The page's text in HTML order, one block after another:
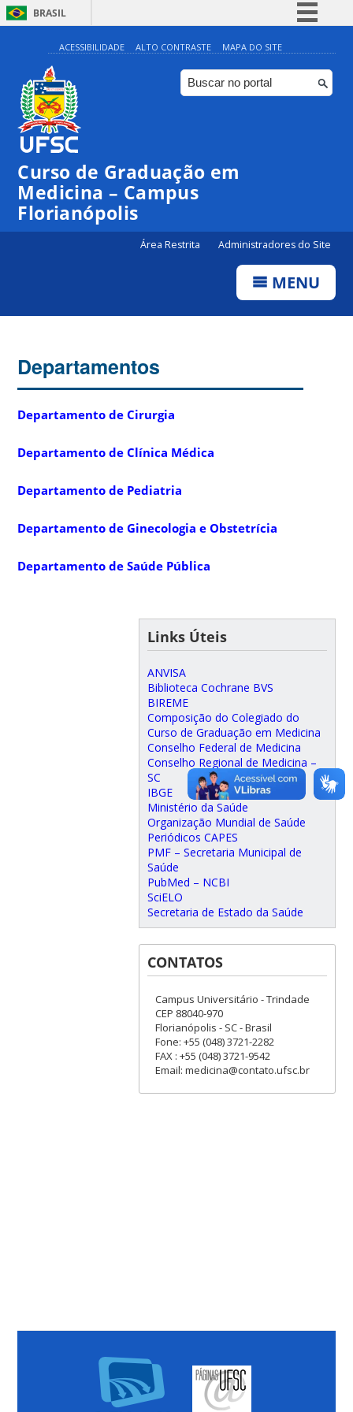
BRASIL
Simplifique!
Comunica BR
Participe
Canais
ACESSIBILIDADE ALTO CONTRASTE MAPA DO SITE
Curso de Graduação em
Medicina – Campus
Florianópolis
Área Restrita Administradores do Site
MENU
Departamentos
Departamento de Cirurgia
Departamento de Clínica Médica
Departamento de Pediatria
Departamento de Ginecologia e Obstetrícia
Departamento de Saúde Pública
Links Úteis
ANVISA
Biblioteca Cochrane BVS
BIREME
Composição do Colegiado do
Curso de Graduação em Medicina
Conselho Federal de Medicina
Conselho Regional de Medicina –
SC
IBGE
Ministério da Saúde
Organização Mundial de Saúde
Periódicos CAPES
PMF – Secretaria Municipal de
Saúde
PubMed – NCBI
SciELO
Secretaria de Estado da Saúde
CONTATOS
Campus Universitário - Trindade
CEP 88040-970
Florianópolis - SC - Brasil
Fone: +55 (048) 3721-2282
FAX : +55 (048) 3721-9542
Email: medicina@contato.ufsc.br